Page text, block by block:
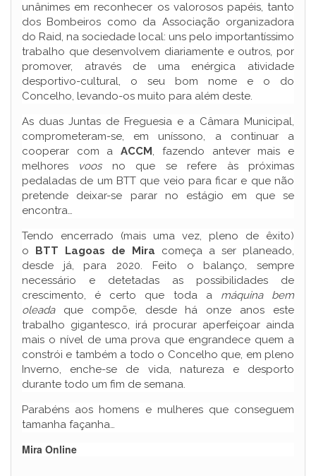
unânimes em reconhecer os valorosos papéis, tanto
dos Bombeiros como da Associação organizadora
do Raid, na sociedade local: uns pelo importantíssimo
trabalho que desenvolvem diariamente e outros, por
promover, através de uma enérgica atividade
desportivo-cultural, o seu bom nome e o do
Concelho, levando-os muito para além deste.
As duas Juntas de Freguesia e a Câmara Municipal,
comprometeram-se, em uníssono, a continuar a
cooperar com aACCM , fazendo antever mais e
melhores voos no que se refere às próximas
pedaladas de um BTT que veio para ficar e que não
pretende deixar-se parar no estágio em que se
encontra…
Tendo encerrado (mais uma vez, pleno de êxito)
o
BTT Lagoas de Mira começa a ser planeado,
desde já, para 2020. Feito o balanço, sempre
necessário e detetadas as possibilidades de
crescimento, é certo que toda a máquina bem
oleada que compõe, desde há onze anos este
trabalho gigantesco, irá procurar aperfeiçoar ainda
mais o nível de uma prova que engrandece quem a
constrói e também a todo o Concelho que, em pleno
Inverno, enche-se de vida, natureza e desporto
durante todo um fim de semana.
Parabéns aos homens e mulheres que conseguem
tamanha façanha…
Mira Online